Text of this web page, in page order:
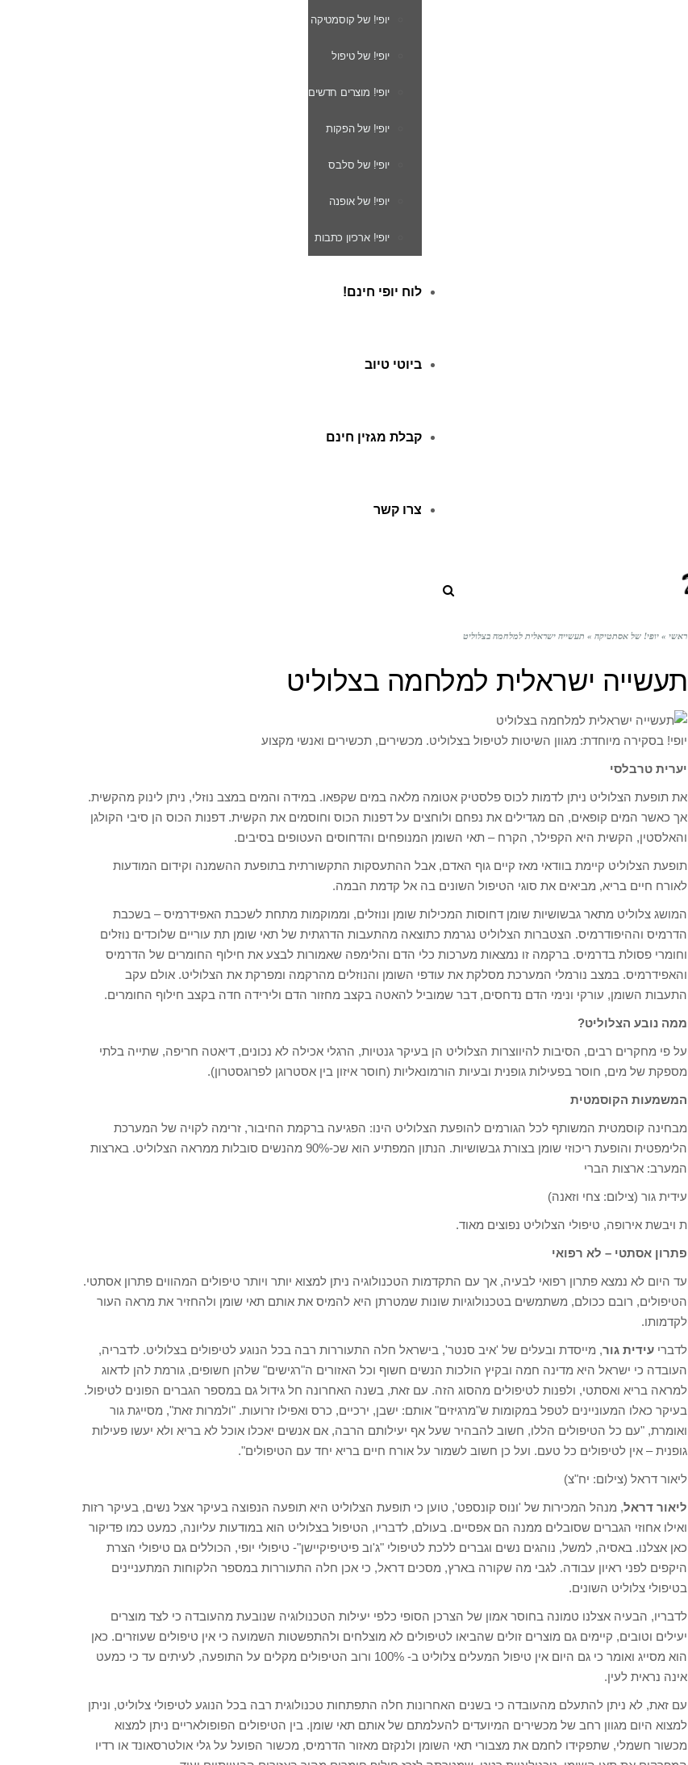
יופי! של קוסמטיקה
יופי! של טיפול
יופי! מוצרים חדשים
יופי! של הפקות
יופי! של סלבס
יופי! של אופנה
יופי! ארכיון כתבות
לוח יופי חינם!
ביוטי טיוב
קבלת מגזין חינם
צרו קשר
ראשי » יופי! של אסתטיקה » תעשייה ישראלית למלחמה בצלוליט
תעשייה ישראלית למלחמה בצלוליט
יופי! בסקירה מיוחדת: מגוון השיטות לטיפול בצלוליט. מכשירים, תכשירים ואנשי מקצוע
יערית טרבלסי
את תופעת הצלוליט ניתן לדמות לכוס פלסטיק אטומה מלאה במים שקפאו. במידה והמים במצב נוזלי, ניתן לינוק מהקשית.
אך כאשר המים קופאים, הם מגדילים את נפחם ולוחצים על דפנות הכוס וחוסמים את הקשית. דפנות הכוס הן סיבי הקולגן
והאלסטין, הקשית היא הקפילר, הקרח – תאי השומן המנופחים והדחוסים העטופים בסיבים.
תופעת הצלוליט קיימת בוודאי מאז קיים גוף האדם, אבל ההתעסקות התקשורתית בתופעת ההשמנה וקידום המודעות
לאורח חיים בריא, מביאים את סוגי הטיפול השונים בה אל קדמת הבמה.
המושג צלוליט מתאר גבשושיות שומן דחוסות המכילות שומן ונוזלים, וממוקמות מתחת לשכבת האפידרמיס – בשכבת
הדרמיס וההיפודרמיס. הצטברות הצלוליט נגרמת כתוצאה מהתעבות הדרגתית של תאי שומן תת עוריים שלוכדים נוזלים
וחומרי פסולת בדרמיס. ברקמה זו נמצאות מערכות כלי הדם והלימפה שאמורות לבצע את חילוף החומרים של הדרמיס
והאפידרמיס. במצב נורמלי המערכת מסלקת את עודפי השומן והנוזלים מהרקמה ומפרקת את הצלוליט. אולם עקב
התעבות השומן, עורקי ונימי הדם נדחסים, דבר שמוביל להאטה בקצב מחזור הדם ולירידה חדה בקצב חילוף החומרים.
ממה נובע הצלוליט?
על פי מחקרים רבים, הסיבות להיווצרות הצלוליט הן בעיקר גנטיות, הרגלי אכילה לא נכונים, דיאטה חריפה, שתייה בלתי
מספקת של מים, חוסר בפעילות גופנית ובעיות הורמונאליות (חוסר איזון בין אסטרוגן לפרוגסטרון).
המשמעות הקוסמטית
מבחינה קוסמטית המשותף לכל הגורמים להופעת הצלוליט הינו: הפגיעה ברקמת החיבור, זרימה לקויה של המערכת
הלימפטית והופעת ריכוזי שומן בצורת גבשושיות. הנתון המפתיע הוא שכ-90% מהנשים סובלות ממראה הצלוליט. בארצות
המערב: ארצות הברי
עידית גור (צילום: צחי וזאנה)
ת ויבשת אירופה, טיפולי הצלוליט נפוצים מאוד.
פתרון אסתטי – לא רפואי
עד היום לא נמצא פתרון רפואי לבעיה, אך עם התקדמות הטכנולוגיה ניתן למצוא יותר ויותר טיפולים המהווים פתרון אסתטי.
הטיפולים, רובם ככולם, משתמשים בטכנולוגיות שונות שמטרתן היא להמיס את אותם תאי שומן ולהחזיר את מראה העור
לקדמותו.
לדברי עידית גור, מייסדת ובעלים של 'איב סנטר', בישראל חלה התעוררות רבה בכל הנוגע לטיפולים בצלוליט. לדבריה,
העובדה כי ישראל היא מדינה חמה ובקיץ הולכות הנשים חשוף וכל האזורים ה"רגישים" שלהן חשופים, גורמת להן לדאוג
למראה בריא ואסתטי, ולפנות לטיפולים מהסוג הזה. עם זאת, בשנה האחרונה חל גידול גם במספר הגברים הפונים לטיפול.
בעיקר כאלו המעוניינים לטפל במקומות ש"מרגיזים" אותם: ישבן, ירכיים, כרס ואפילו זרועות. "ולמרות זאת", מסייגת גור
ואומרת, "עם כל הטיפולים הללו, חשוב להבהיר שעל אף יעילותם הרבה, אם אנשים יאכלו אוכל לא בריא ולא יעשו פעילות
גופנית – אין לטיפולים כל טעם. ועל כן חשוב לשמור על אורח חיים בריא יחד עם הטיפולים".
ליאור דראל (צילום: יח"צ)
ליאור דראל, מנהל המכירות של 'ונוס קונספט', טוען כי תופעת הצלוליט היא תופעה הנפוצה בעיקר אצל נשים, בעיקר רזות
ואילו אחוזי הגברים שסובלים ממנה הם אפסיים. בעולם, לדבריו, הטיפול בצלוליט הוא במודעות עליונה, כמעט כמו פדיקור
כאן אצלנו. באסיה, למשל, נוהגים נשים וגברים ללכת לטיפולי "ג'וב פיטיפיקיישן"- טיפולי יופי, הכוללים גם טיפולי הצרת
היקפים לפני ראיון עבודה. לגבי מה שקורה בארץ, מסכים דראל, כי אכן חלה התעוררות במספר הלקוחות המתעניינים
בטיפולי צלוליט השונים.
לדבריו, הבעיה אצלנו טמונה בחוסר אמון של הצרכן הסופי כלפי יעילות הטכנולוגיה שנובעת מהעובדה כי לצד מוצרים
יעילים וטובים, קיימים גם מוצרים זולים שהביאו לטיפולים לא מוצלחים ולהתפשטות השמועה כי אין טיפולים שעוזרים. כאן
הוא מסייג ואומר כי גם היום אין טיפול המעלים צלוליט ב- 100% ורוב הטיפולים מקלים על התופעה, לעיתים עד כי כמעט
אינה נראית לעין.
עם זאת, לא ניתן להתעלם מהעובדה כי בשנים האחרונות חלה התפתחות טכנולוגית רבה בכל הנוגע לטיפולי צלוליט, וניתן
למצוא היום מגוון רחב של מכשירים המיועדים להעלמתם של אותם תאי שומן. בין הטיפולים הפופולאריים ניתן למצוא
מכשור חשמלי, שתפקידו לחמם את מצבורי תאי השומן ולנקזם מאזור הדרמיס, מכשור הפועל על גלי אולטרסאונד או רדיו